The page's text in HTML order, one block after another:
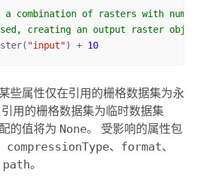
a combination of rasters with
creating an output raster
"input") + 10
些属性仅在引用的栅格数据集为永
用的栅格数据集为临时数据集
的值将为 None。 受影响的属性包
compressionType、 format、
path。